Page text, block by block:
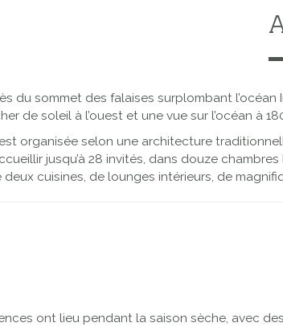
du sommet des falaises surplombant
de soleil à l’ouest et une vue sur l’océan à
organisée selon une architecture
jusqu’à 28 invités, dans douze
deux cuisines, de lounges intérieurs, de
ont lieu pendant la saison sèche, avec